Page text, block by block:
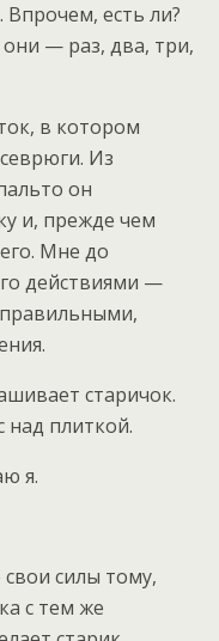
есть ли?
— раз, два, три,
в котором
Из
он
и, прежде чем
Мне до
действиями —
старичок.
над плиткой.
я.
силы тому,
с тем же